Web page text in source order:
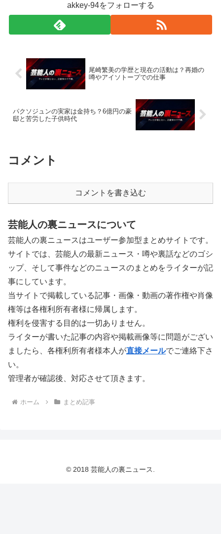
akkey-94をフォローする
尾崎繁美の学歴と現在の活動は？再婚の
噂やアイソトープでの仕事
パクソジュンの実家は金持ち？6億円の豪
邸と苦労した子供時代
コメント
コメントを書き込む
芸能人の裏ニュースについて
芸能人の裏ニュースはユーザー参加型まとめサイトです。
サイトでは、芸能人の最新ニュース・噂や裏話などのゴシ
ップ、そして事件などのニュースのまとめをライターが記
事にしています。
当サイトで掲載している記事・画像・動画の著作権や肖像
権等は各権利所有者様に帰属します。
権利を侵害する目的は一切ありません。
ライターが書いた記事の内容や掲載画像等に問題がござい
ましたら、各権利所有者様本人が直接メールでご連絡下さ
い。
管理者が確認後、対応させて頂きます。
ホーム まとめ記事
© 2018 芸能人の裏ニュース.